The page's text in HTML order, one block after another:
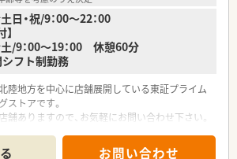
日・祝/9：00～22：00
/9：00～19：00 休憩60分
フト制勤務
陸地方を中心に店舗展開している東証プライム
ストアです。
ありますので、お気軽にお問い合わせ下さい。
お問い合わせ